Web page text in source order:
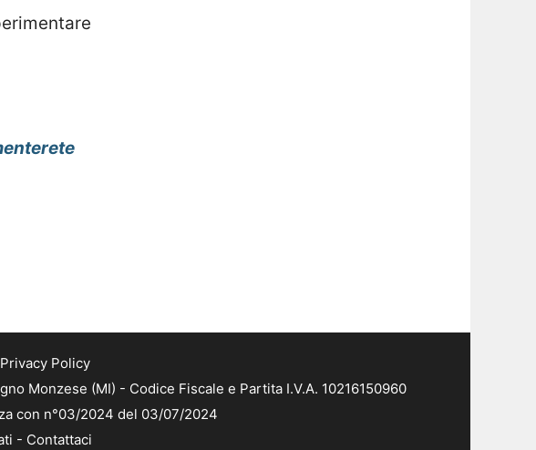
Privacy Policy
Monzese (MI) - Codice Fiscale e Partita I.V.A. 10216150960
con n°03/2024 del 03/07/2024
- Contattaci